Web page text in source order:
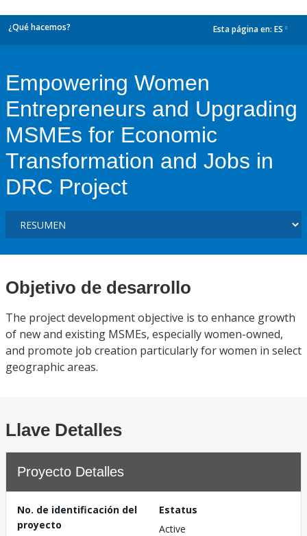
¿Qué hacemos? Esta página en: ES
Empowering Women
Entrepreneurs and Upgrading
MSMEs for Economic
Transformation and Jobs in
DRC Project
Objetivo de desarrollo
The project development objective is to enhance growth
of new and existing MSMEs, especially women-owned,
and promote job creation particularly for women in select
geographic areas.
Llave Detalles
Proyecto Detalles
No. de identificación del
proyecto
Estatus
Active